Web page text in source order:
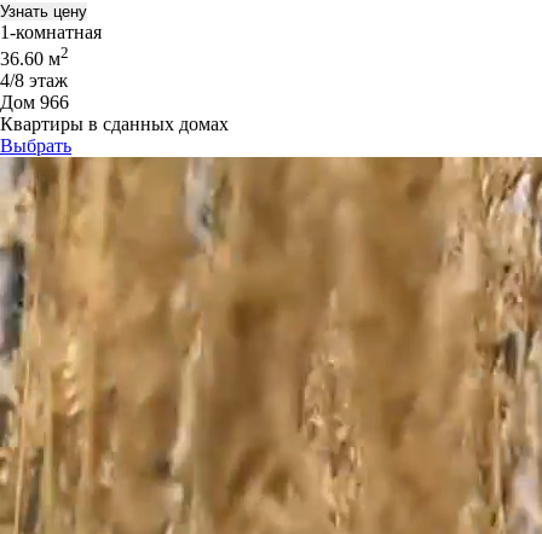
Узнать цену
1-комнатная
36.60 м2
4/8 этаж
Дом 966
Квартиры в сданных домах
Выбрать